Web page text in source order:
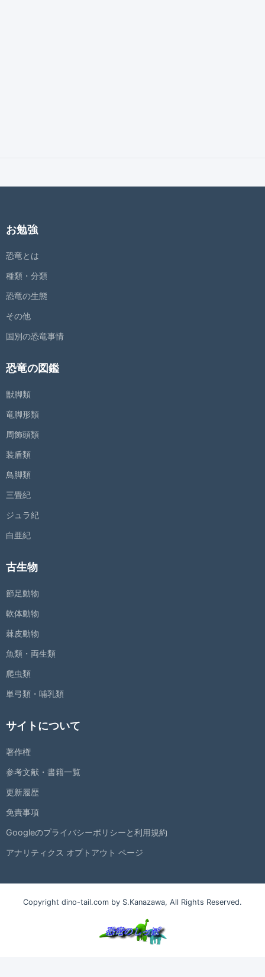
お勉強
恐竜とは
種類・分類
恐竜の生態
その他
国別の恐竜事情
恐竜の図鑑
獣脚類
竜脚形類
周飾頭類
装盾類
鳥脚類
三畳紀
ジュラ紀
白亜紀
古生物
節足動物
軟体動物
棘皮動物
魚類・両生類
爬虫類
単弓類・哺乳類
サイトについて
著作権
参考文献・書籍一覧
更新履歴
免責事項
Googleのプライバシーポリシーと利用規約
アナリティクス オプトアウト ページ
Copyright dino-tail.com by S.Kanazawa, All Rights Reserved.